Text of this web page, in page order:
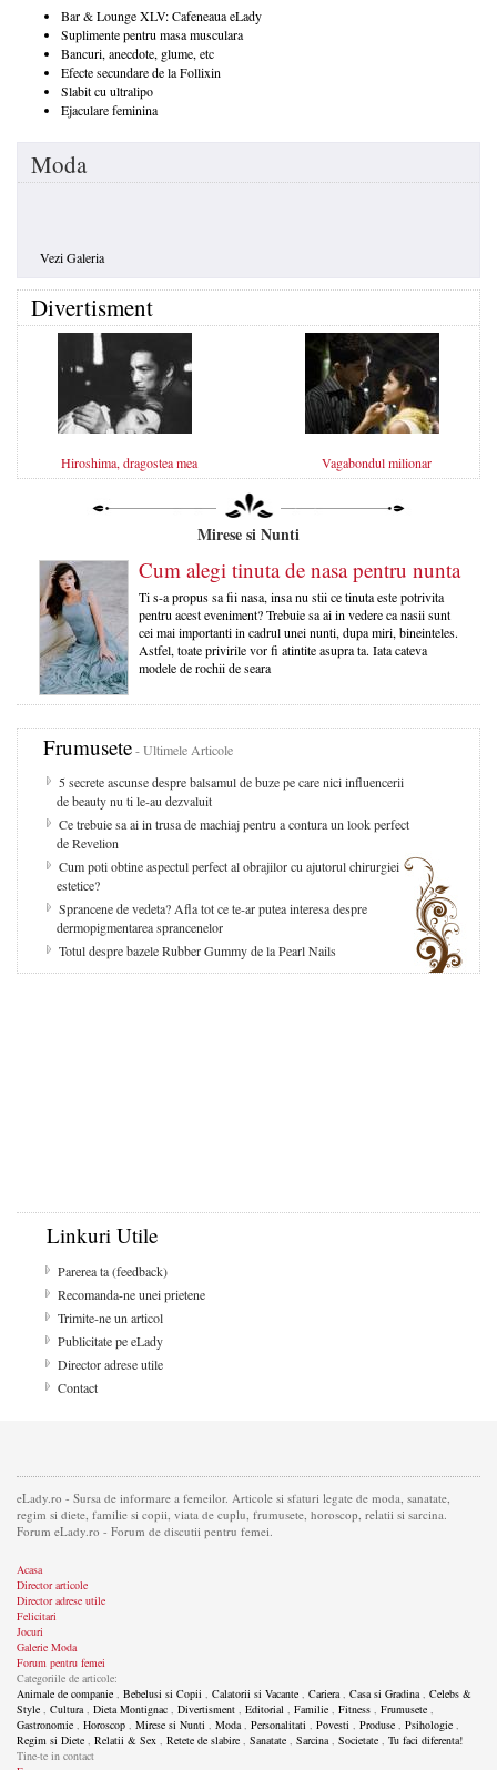
Bar & Lounge XLV: Cafeneaua eLady
Suplimente pentru masa musculara
Bancuri, anecdote, glume, etc
Efecte secundare de la Follixin
Slabit cu ultralipo
Ejaculare feminina
Moda
Vezi Galeria
Divertisment
Hiroshima, dragostea mea Vagabondul milionar
Mirese si Nunti
Cum alegi tinuta de nasa pentru nunta
Ti s-a propus sa fii nasa, insa nu stii ce tinuta este potrivita
pentru acest eveniment? Trebuie sa ai in vedere ca nasii sunt
cei mai importanti in cadrul unei nunti, dupa miri, bineinteles.
Astfel, toate privirile vor fi atintite asupra ta. Iata cateva
modele de rochii de seara
Frumusete- Ultimele Articole
5 secrete ascunse despre balsamul de buze pe care nici influencerii
de beauty nu ti le-au dezvaluit
Ce trebuie sa ai in trusa de machiaj pentru a contura un look perfect
de Revelion
Cum poti obtine aspectul perfect al obrajilor cu ajutorul chirurgiei
estetice?
Sprancene de vedeta? Afla tot ce te-ar putea interesa despre
dermopigmentarea sprancenelor
Totul despre bazele Rubber Gummy de la Pearl Nails
Linkuri Utile
Parerea ta (feedback)
Recomanda-ne unei prietene
Trimite-ne un articol
Publicitate pe eLady
Director adrese utile
Contact
eLady.ro - Sursa de informare a femeilor. Articole si sfaturi legate de moda, sanatate,
regim si diete, familie si copii, viata de cuplu, frumusete, horoscop, relatii si sarcina.
Forum eLady.ro - Forum de discutii pentru femei.
Acasa
Director articole
Director adrese utile
Felicitari
Jocuri
Galerie Moda
Forum pentru femei
Categoriile de articole:
Animale de companie , Bebelusi si Copii , Calatorii si Vacante , Cariera, Casa si Gradina, Celebs &
Style , Cultura, Dieta Montignac , Divertisment , Editorial , Familie , Fitness , Frumusete ,
Gastronomie , Horoscop , Mirese si Nunti , Moda, Personalitati , Povesti , Produse , Psihologie ,
Regim si Diete , Relatii & Sex , Retete de slabire , Sanatate , Sarcina, Societate , Tu faci diferenta!
Tine-te in contact